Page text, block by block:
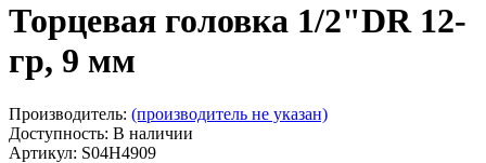
Торцевая головка 1/2"DR 12-
гр, 9 мм
Производитель: (производитель не указан)
Доступность: В наличии
Артикул: S04H4909